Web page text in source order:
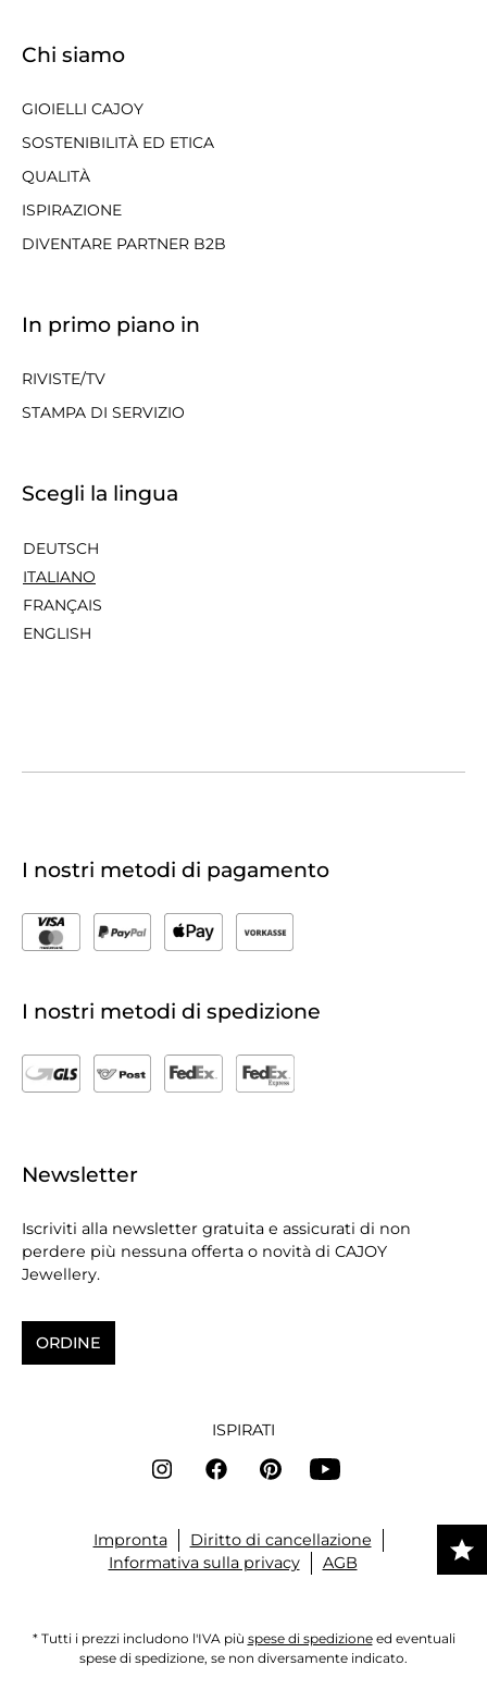
Chi siamo
GIOIELLI CAJOY
SOSTENIBILITÀ ED ETICA
QUALITÀ
ISPIRAZIONE
DIVENTARE PARTNER B2B
In primo piano in
RIVISTE/TV
STAMPA DI SERVIZIO
Scegli la lingua
DEUTSCH
ITALIANO
FRANÇAIS
ENGLISH
I nostri metodi di pagamento
I nostri metodi di spedizione
Newsletter
Iscriviti alla newsletter gratuita e assicurati di non
perdere più nessuna offerta o novità di CAJOY
Jewellery.
ORDINE
ISPIRATI
Impronta
Diritto di cancellazione
Informativa sulla privacy
AGB
* Tutti i prezzi includono l'IVA più spese di spedizioneed eventuali
spese di spedizione, se non diversamente indicato.